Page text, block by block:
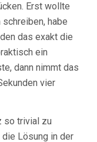
Erst wollte
habe
das exakt die
ein
dann nimmt das
vier
so trivial zu
Lösung in der